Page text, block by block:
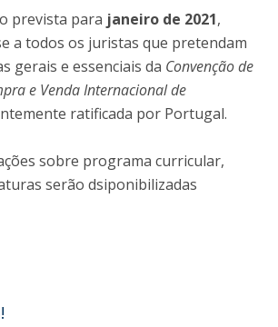
prevista para janeiro de 2021,
a todos os juristas que pretendam
gerais e essenciais da Convenção de
e Venda Internacional de
ratificada por Portugal.
sobre programa curricular,
serão dsiponibilizadas